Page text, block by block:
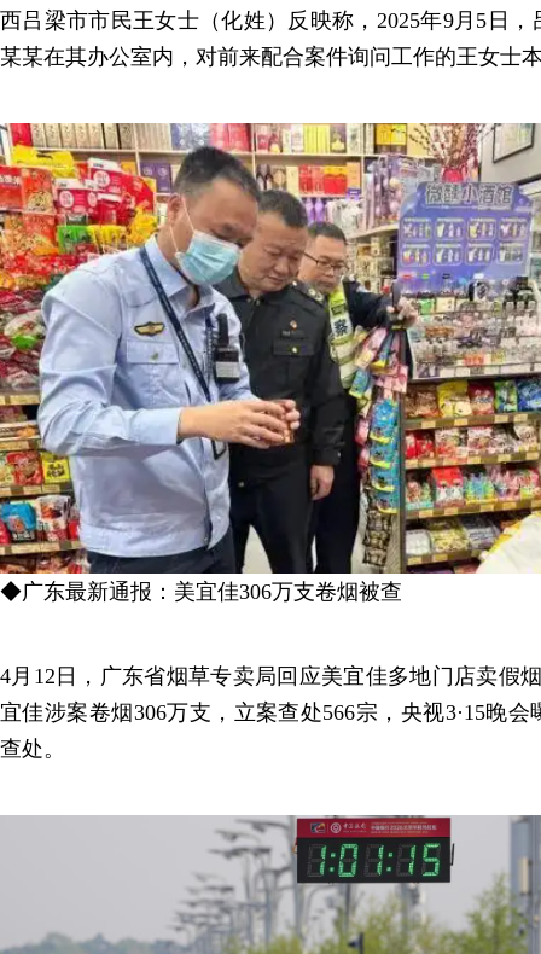
西吕梁市市民王女士（化姓）反映称，2025年9月5日
某某在其办公室内，对前来配合案件询问工作的王女士
◆广东最新通报：美宜佳306万支卷烟被查
4月12日，广东省烟草专卖局回应美宜佳多地门店卖假
宜佳涉案卷烟306万支，立案查处566宗，央视3·15晚
查处。